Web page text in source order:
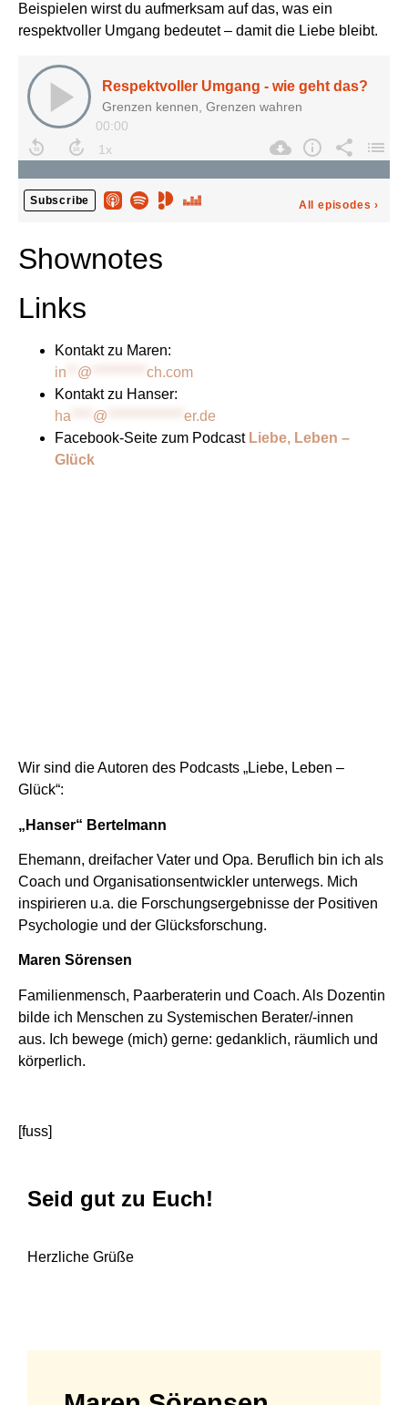
Beispielen wirst du aufmerksam auf das, was ein
respektvoller Umgang bedeutet – damit die Liebe bleibt.
Shownotes
Links
Kontakt zu Maren:
in
@
ch.com
Kontakt zu Hanser:
ha
@
er.de
Facebook-Seite zum Podcast Liebe, Leben –
Glück
Wir sind die Autoren des Podcasts „Liebe, Leben –
Glück“:
„Hanser“ Bertelmann
Ehemann, dreifacher Vater und Opa. Beruflich bin ich als
Coach und Organisationsentwickler unterwegs. Mich
inspirieren u.a. die Forschungsergebnisse der Positiven
Psychologie und der Glücksforschung.
Maren Sörensen
Familienmensch, Paarberaterin und Coach. Als Dozentin
bilde ich Menschen zu Systemischen Berater/-innen
aus. Ich bewege (mich) gerne: gedanklich, räumlich und
körperlich.
[fuss]
Seid gut zu Euch!
Herzliche Grüße